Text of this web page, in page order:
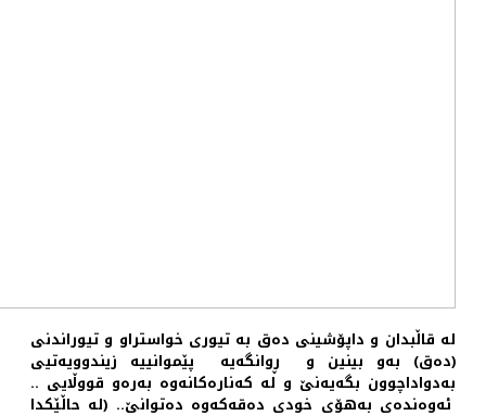
له‌ قاڵبدان و داپۆشینی ده‌ق به‌ تیوری خواستراو و تیوراندنی
(ده‌ق) به‌و بینین‌ و ڕوانگه‌یه‌ پێموانییه‌ زیندوویه‌تیی
به‌دواداچوون بگه‌یه‌نێ و له‌ كه‌ناره‌كانه‌وه‌ به‌ره‌و قووڵایی ..
ئه‌وه‌نده‌ی به‌هۆی خودی ده‌قه‌كه‌وه‌ ده‌توانێ.. (له‌ حاڵێكدا